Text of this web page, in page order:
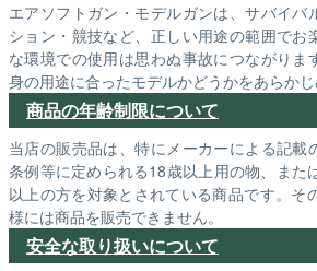
エアソフトガン・モデルガンは、サバイバ
ション・競技など、正しい用途の範囲でお
な環境での使用は思わぬ事故につながりま
身の用途に合ったモデルかどうかをあらかじ
商品の年齢制限について
当店の販売品は、特にメーカーによる記載
条例等に定められる18歳以上用の物、また
以上の方を対象とされている商品です。そ
様には商品を販売できません。
安全な取り扱いについて